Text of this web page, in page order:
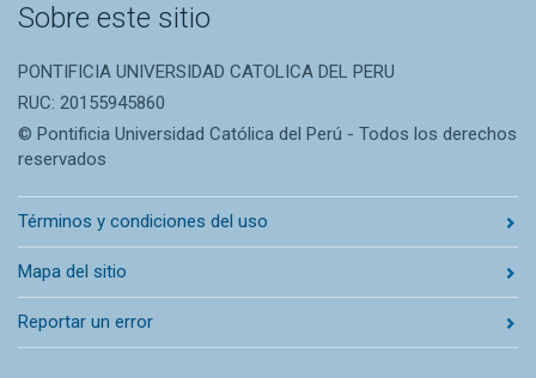
Sobre este sitio
PONTIFICIA UNIVERSIDAD CATOLICA DEL PERU
RUC: 20155945860
© Pontificia Universidad Católica del Perú - Todos los derechos
reservados
Términos y condiciones del uso
Mapa del sitio
Reportar un error